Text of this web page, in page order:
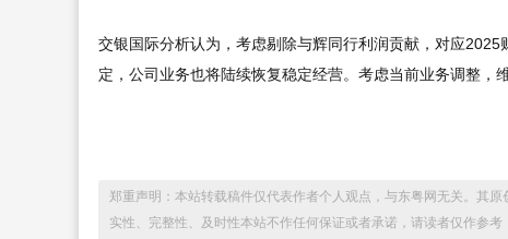
交银国际分析认为，考虑剔除与辉同行利润贡献，对应
定，公司业务也将陆续恢复稳定经营。考虑当前业务调整，
郑重声明：本站转载稿件仅代表作者个人观点，与东粤网无关。其
实性、完整性、及时性本站不作任何保证或者承诺，请读者仅作参